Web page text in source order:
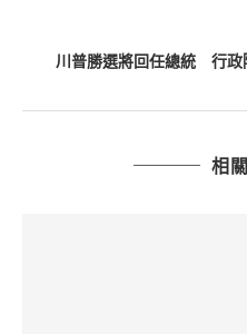
川普勝選將回任總統 行政
相